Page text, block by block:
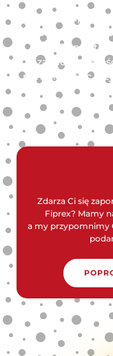
Fiprex i Fiprex
do podania na
Regularne
zachować
minimalizując
Teraz
Zdarza Ci się
Fiprex? Mamy
a my przypomnimy